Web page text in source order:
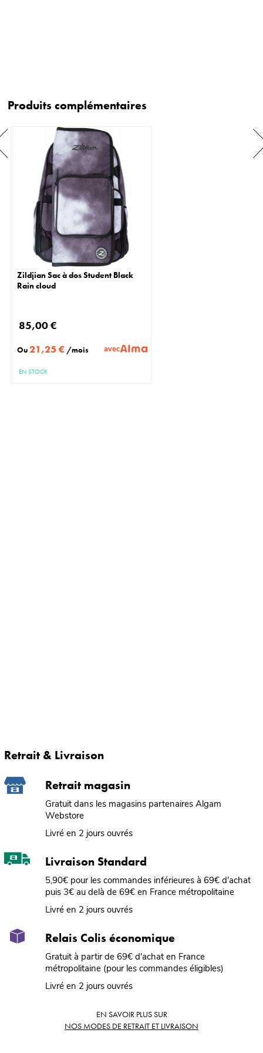
Produits complémentaires
Zildjian Sac à dos Student Black
Rain cloud
85,00 €
Ou21,25 € /mois avec
EN STOCK
Retrait & Livraison
Retrait magasin
Gratuit dans les magasins partenaires Algam
Webstore
Livré en 2 jours ouvrés
Livraison Standard
5,90€ pour les commandes inférieures à 69€ d'achat
puis 3€ au delà de 69€ en France métropolitaine
Livré en 2 jours ouvrés
Relais Colis économique
Gratuit à partir de 69€ d'achat en France
métropolitaine (pour les commandes éligibles)
Livré en 2 jours ouvrés
EN SAVOIR PLUS SUR
NOS MODES DE RETRAIT ET LIVRAISON